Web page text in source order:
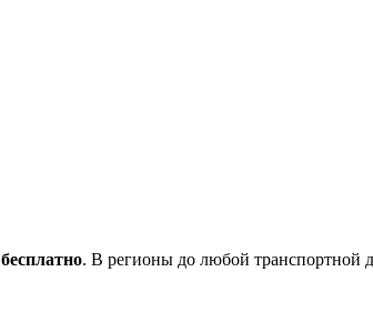
бесплатно. В регионы до любой транспортной